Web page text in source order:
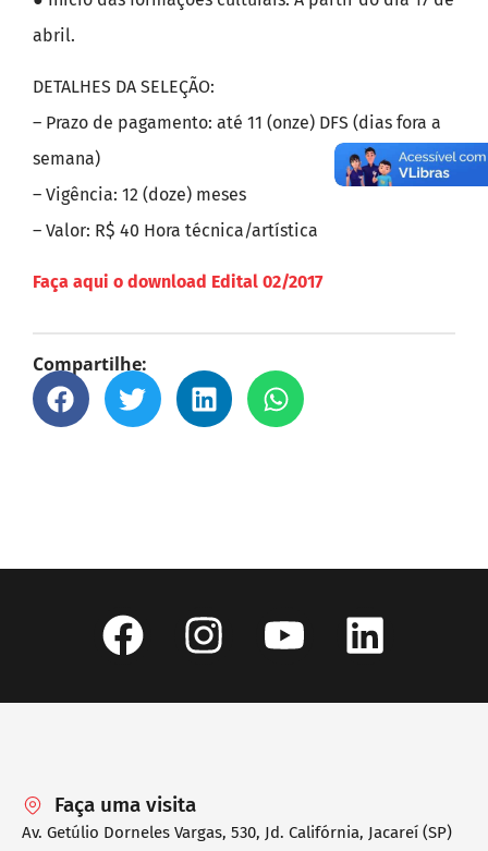
abril.
DETALHES DA SELEÇÃO:
– Prazo de pagamento: até 11 (onze) DFS (dias fora a
semana)
– Vigência: 12 (doze) meses
– Valor: R$ 40 Hora técnica/artística
Faça aqui o download Edital 02/2017
Compartilhe:
Faça uma visita
Av. Getúlio Dorneles Vargas, 530, Jd. Califórnia, Jacareí (SP)